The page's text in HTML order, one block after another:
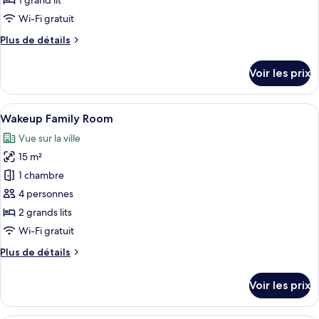
Refundable
type
chambre :
Non
Refundable
Wi-Fi gratuit
Plus de détails
Plus
le
type
de
chambre
Wakeup
Standard
Non
Refundable
Voir les prix
Afficher
toutes
les
photos
pour
ce
type
de
chambre :
Wakeup
Une chambre d’hôtel de taille
6
Wakeup Family Room
Vue sur la ville
15 m²
1 chambre
4 personnes
2 grands lits
Wi-Fi gratuit
Plus de détails
Plus
le
type
Voir les prix